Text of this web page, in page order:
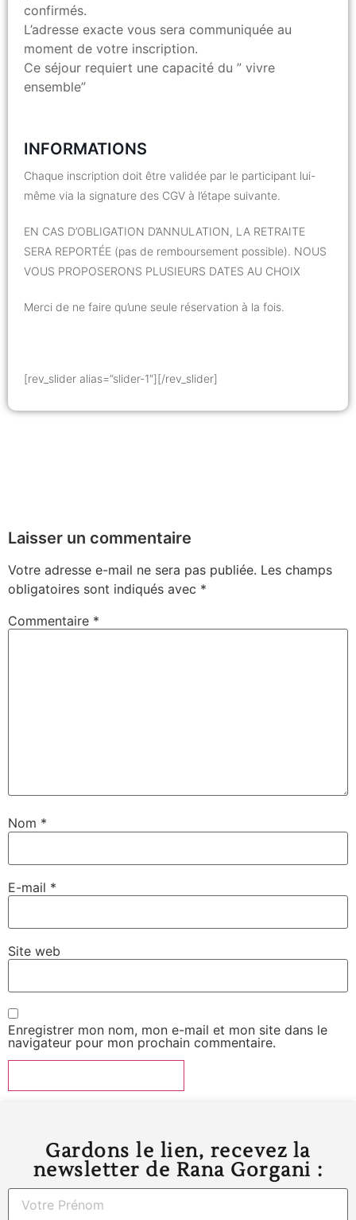
confirmés.
L’adresse exacte vous sera communiquée au
moment de votre inscription.
Ce séjour requiert une capacité du ” vivre
ensemble”
INFORMATIONS
Chaque inscription doit être validée par le participant lui-
même via la signature des CGV à l’étape suivante.
EN CAS D’OBLIGATION D’ANNULATION, LA RETRAITE
SERA REPORTÉE (pas de remboursement possible). NOUS
VOUS PROPOSERONS PLUSIEURS DATES AU CHOIX
Merci de ne faire qu’une seule réservation à la fois.
[rev_slider alias=”slider-1″][/rev_slider]
Laisser un commentaire
Votre adresse e-mail ne sera pas publiée. Les champs
obligatoires sont indiqués avec *
Commentaire *
Nom *
E-mail *
Site web
Enregistrer mon nom, mon e-mail et mon site dans le
navigateur pour mon prochain commentaire.
Gardons le lien, recevez la
newsletter de Rana Gorgani :